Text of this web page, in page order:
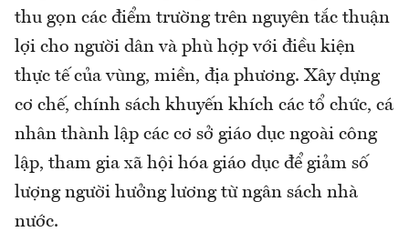
thu gọn các điểm trường trên nguyên tắc thuận
lợi cho người dân và phù hợp với điều kiện
thực tế của vùng, miền, địa phương. Xây dựng
cơ chế, chính sách khuyến khích các tổ chức, cá
nhân thành lập các cơ sở giáo dục ngoài công
lập, tham gia xã hội hóa giáo dục để giảm số
lượng người hưởng lương từ ngân sách nhà
nước.